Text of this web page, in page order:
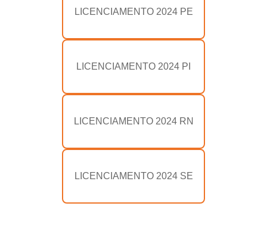
LICENCIAMENTO 2024 PE
LICENCIAMENTO 2024 PI
LICENCIAMENTO 2024 RN
LICENCIAMENTO 2024 SE